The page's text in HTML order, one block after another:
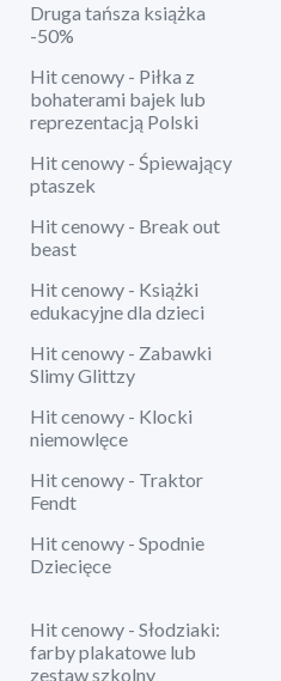
Druga tańsza książka
-50%
Hit cenowy - Piłka z
bohaterami bajek lub
reprezentacją Polski
Hit cenowy - Śpiewający
ptaszek
Hit cenowy - Break out
beast
Hit cenowy - Książki
edukacyjne dla dzieci
Hit cenowy - Zabawki
Slimy Glittzy
Hit cenowy - Klocki
niemowlęce
Hit cenowy - Traktor
Fendt
Hit cenowy - Spodnie
Dziecięce
Hit cenowy - Słodziaki:
farby plakatowe lub
zestaw szkolny